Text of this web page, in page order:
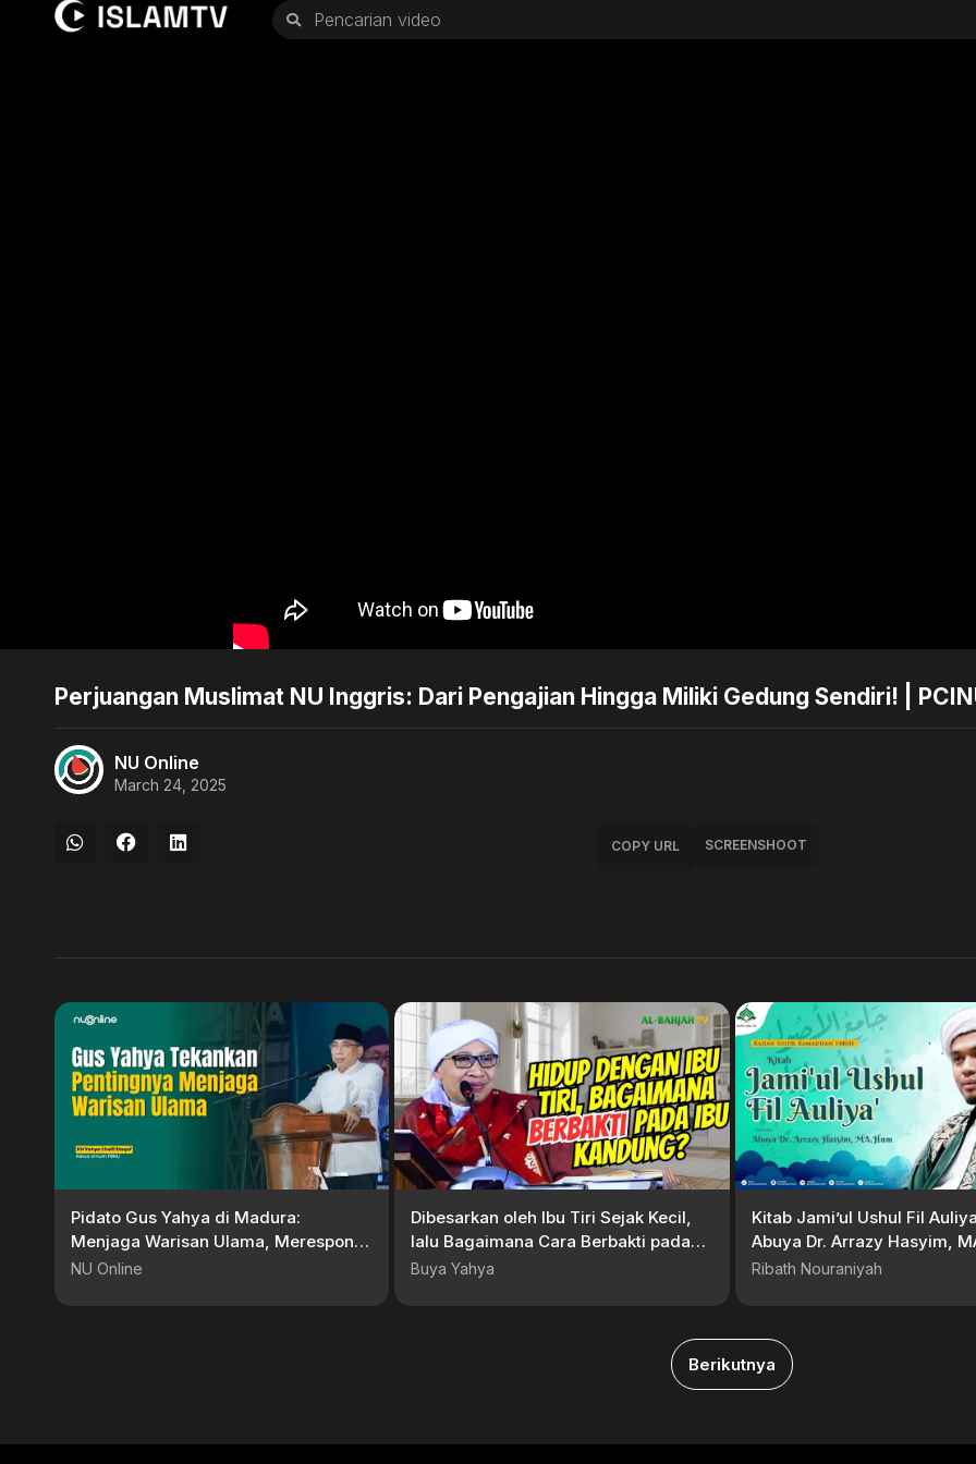
Perjuangan Muslimat NU Inggris: Dari Pengajian Hingga Miliki Gedung Sendiri! |
NU Online
March 24, 2025
COPY URL SCREENSHOOT
Pidato Gus Yahya di Madura:
Menjaga Warisan Ulama, Merespons
Dinamika
NU Online
Dibesarkan oleh Ibu Tiri Sejak Kecil,
lalu Bagaimana Cara Berbakti pada
Ibu Kandung? | Buya Yahya
Buya Yahya
Kitab Jami’ul Ushul Fil
Abuya Dr. Arrazy Hasyim,
Ribath Nouraniyah
Berikutnya